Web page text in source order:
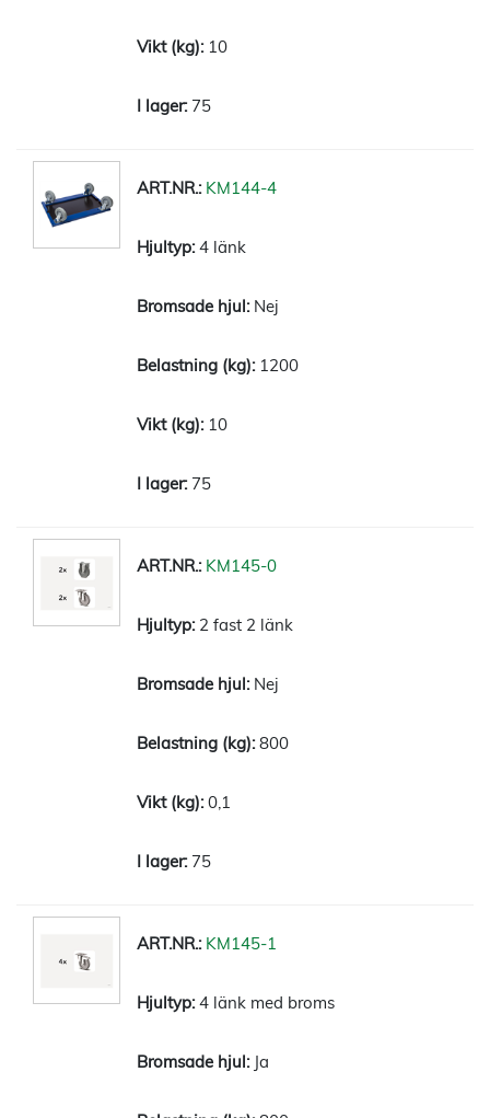
10
75
KM144-4
4 länk
Nej
1200
10
75
KM145-0
2 fast 2 länk
Nej
800
0,1
75
KM145-1
4 länk med broms
Ja